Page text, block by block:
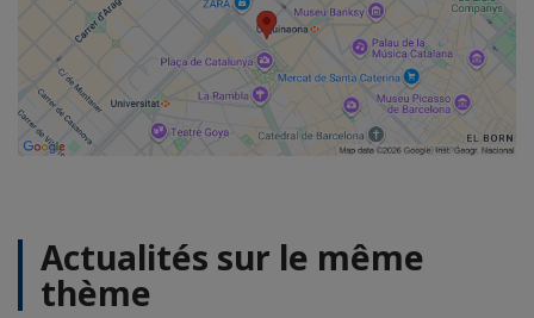
Actualités sur le même
thème